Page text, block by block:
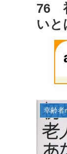
76
い
幸齢者